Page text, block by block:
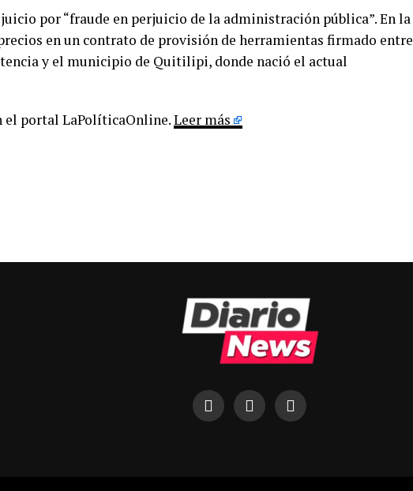
por “fraude en perjuicio de la administración pública”. En la
en un contrato de provisión de herramientas firmado entre
y el municipio de Quitilipi, donde nació el actual
el portal LaPolíticaOnline.Leer más